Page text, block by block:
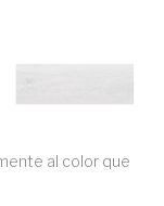
al color que